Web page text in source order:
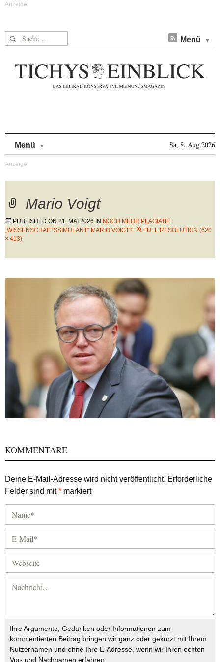
Suche nach: Menü
Menü Sa, 8. Aug 2026
Mario Voigt
PUBLISHED ON 21. MAI 2026 IN NOCH MEHR PLAGIATE:
„WISSENSCHAFTSSIMULANT“ MARIO VOIGT?
FULL RESOLUTION (620
× 413)
KOMMENTARE
Deine E-Mail-Adresse wird nicht veröffentlicht. Erforderliche
Felder sind mit* markiert
Ihre Argumente, Gedanken oder Informationen zum
kommentierten Beitrag bringen wir ganz oder gekürzt mit Ihrem
Nutzernamen und ohne Ihre E-Adresse, wenn wir Ihren echten
Vor- und Nachnamen erfahren.